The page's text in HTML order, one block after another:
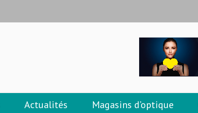
Actualités Magasins d’optique